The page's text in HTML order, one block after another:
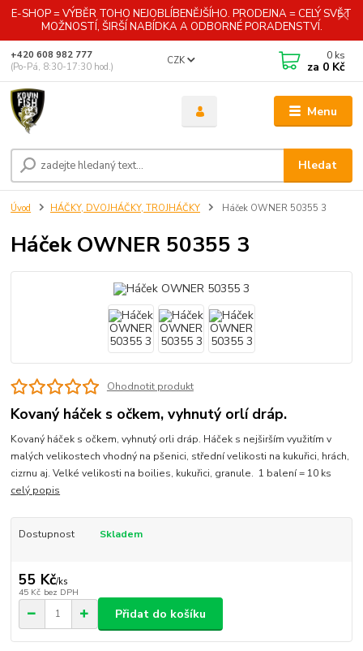
E-SHOP = VÝBĚR TOHO NEJOBLÍBENĚJŠÍHO. PRODEJNA = CELÝ SVĚT
MOŽNOSTÍ, ŠIRŠÍ NABÍDKA A ODBORNÉ PORADENSTVÍ.
Menu
CZK
Hledat
+420 608 982 777
(Po-Pá, 8:30-17:30 hod.)
0 ks
za 0 Kč
Úvod HÁČKY, DVOJHÁČKY, TROJHÁČKY Háček OWNER 50355 3
Háček OWNER 50355 3
Ohodnotit produkt
Kovaný háček s očkem, vyhnutý orlí dráp.
Kovaný háček s očkem, vyhnutý orli dráp. Háček s nejširším využitím v
malých velikostech vhodný na pšenici, střední velikosti na kukuřici, hrách,
cizrnu aj. Velké velikosti na boilies, kukuřici, granule. 1 balení = 10 ks
celý popis
Dostupnost Skladem
55 Kč/ks
45 Kč bez DPH
Přidat do košíku